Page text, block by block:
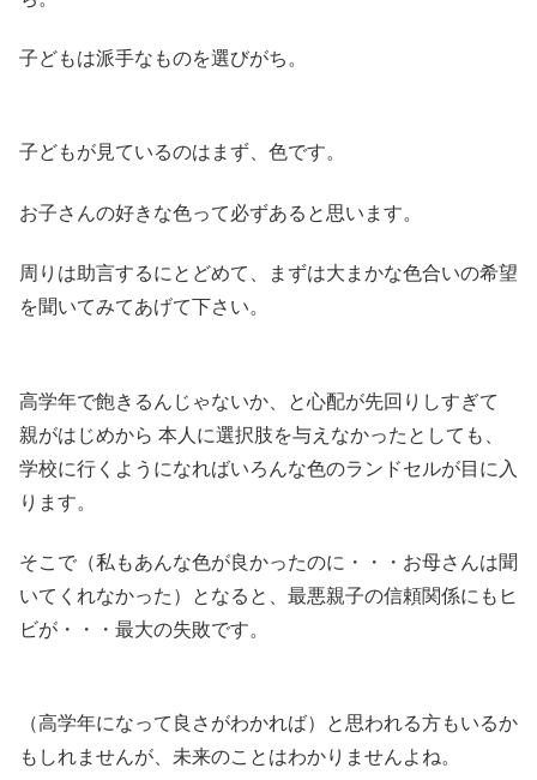
子どもは派手なものを選びがち。
子どもが見ているのはまず、色です。
お子さんの好きな色って必ずあると思います。
周りは助言するにとどめて、まずは大まかな色合いの希望
を聞いてみてあげて下さい。
高学年で飽きるんじゃないか、と心配が先回りしすぎて
親がはじめから 本人に選択肢を与えなかったとしても、
学校に行くようになればいろんな色のランドセルが目に入
ります。
そこで（私もあんな色が良かったのに・・・お母さんは聞
いてくれなかった）となると、最悪親子の信頼関係にもヒ
ビが・・・最大の失敗です。
（高学年になって良さがわかれば）と思われる方もいるか
もしれませんが、未来のことはわかりませんよね。